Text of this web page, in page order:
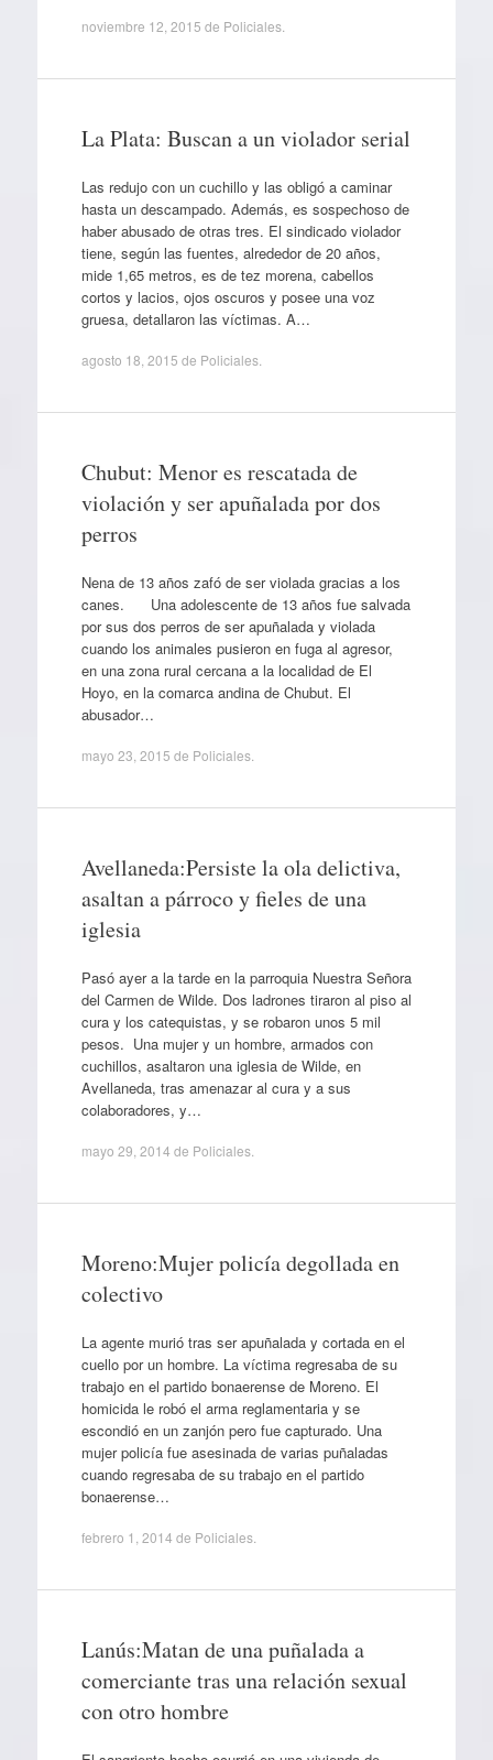
noviembre 12, 2015 de Policiales.
La Plata: Buscan a un violador serial
Las redujo con un cuchillo y las obligó a caminar
hasta un descampado. Además, es sospechoso de
haber abusado de otras tres. El sindicado violador
tiene, según las fuentes, alrededor de 20 años,
mide 1,65 metros, es de tez morena, cabellos
cortos y lacios, ojos oscuros y posee una voz
gruesa, detallaron las víctimas. A…
agosto 18, 2015 de Policiales.
Chubut: Menor es rescatada de
violación y ser apuñalada por dos
perros
Nena de 13 años zafó de ser violada gracias a los
canes. Una adolescente de 13 años fue salvada
por sus dos perros de ser apuñalada y violada
cuando los animales pusieron en fuga al agresor,
en una zona rural cercana a la localidad de El
Hoyo, en la comarca andina de Chubut. El
abusador…
mayo 23, 2015 de Policiales.
Avellaneda:Persiste la ola delictiva,
asaltan a párroco y fieles de una
iglesia
Pasó ayer a la tarde en la parroquia Nuestra Señora
del Carmen de Wilde. Dos ladrones tiraron al piso al
cura y los catequistas, y se robaron unos 5 mil
pesos. Una mujer y un hombre, armados con
cuchillos, asaltaron una iglesia de Wilde, en
Avellaneda, tras amenazar al cura y a sus
colaboradores, y…
mayo 29, 2014 de Policiales.
Moreno:Mujer policía degollada en
colectivo
La agente murió tras ser apuñalada y cortada en el
cuello por un hombre. La víctima regresaba de su
trabajo en el partido bonaerense de Moreno. El
homicida le robó el arma reglamentaria y se
escondió en un zanjón pero fue capturado. Una
mujer policía fue asesinada de varias puñaladas
cuando regresaba de su trabajo en el partido
bonaerense…
febrero 1, 2014 de Policiales.
Lanús:Matan de una puñalada a
comerciante tras una relación sexual
con otro hombre